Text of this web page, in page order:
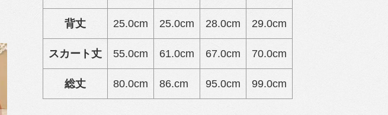
背丈 25.0cm 25.0cm 28.0cm 29.0cm
スカート丈 55.0cm 61.0cm 67.0cm 70.0cm
総丈 80.0cm 86.cm 95.0cm 99.0cm